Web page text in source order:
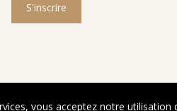
S'inscrire
vous acceptez notre utilisation